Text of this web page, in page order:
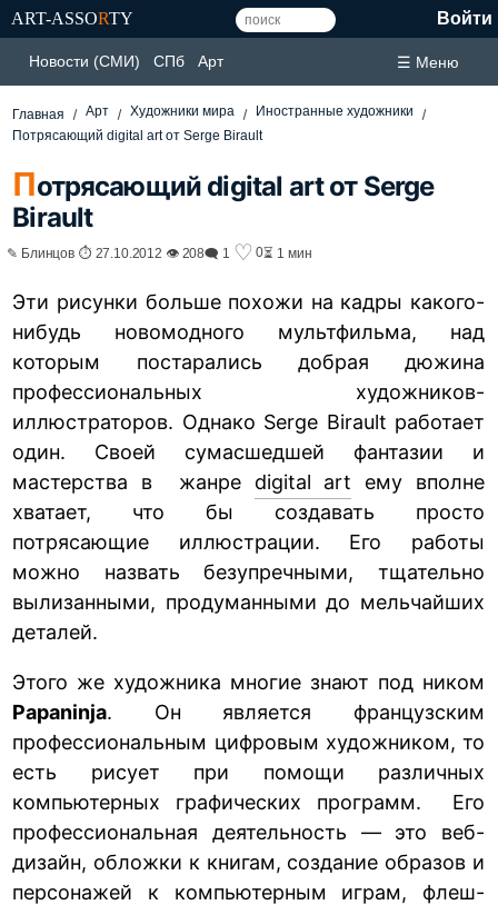
ART-ASSORTY Войти
Новости (СМИ) СПб Арт ☰ Меню
Главная Арт Художники мира
Иностранные художники
Потрясающий digital art от Serge Birault
Потрясающий digital art от Serge
Birault
✎ Блинцов ⏱ 27.10.2012 👁 208🗨 1 ♡ 0⏳ 1 мин
Эти рисунки больше похожи на кадры какого-
нибудь новомодного мультфильма, над
которым постарались добрая дюжина
профессиональных художников-
иллюстраторов. Однако Serge Birault работает
один. Своей сумасшедшей фантазии и
мастерства в жанре digital art ему вполне
хватает, что бы создавать просто
потрясающие иллюстрации. Его работы
можно назвать безупречными, тщательно
вылизанными, продуманными до мельчайших
деталей.
Этого же художника многие знают под ником
Papaninja. Он является французским
профессиональным цифровым художником, то
есть рисует при помощи различных
компьютерных графических программ. Его
профессиональная деятельность — это веб-
дизайн, обложки к книгам, создание образов и
персонажей к компьютерным играм, флеш-